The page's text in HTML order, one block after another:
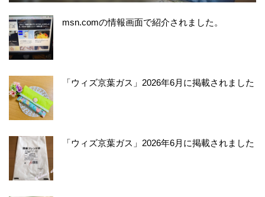
msn.comの情報画面で紹介されました。
「ウィズ京葉ガス」2026年6月に掲載されました
「ウィズ京葉ガス」2026年6月に掲載されました